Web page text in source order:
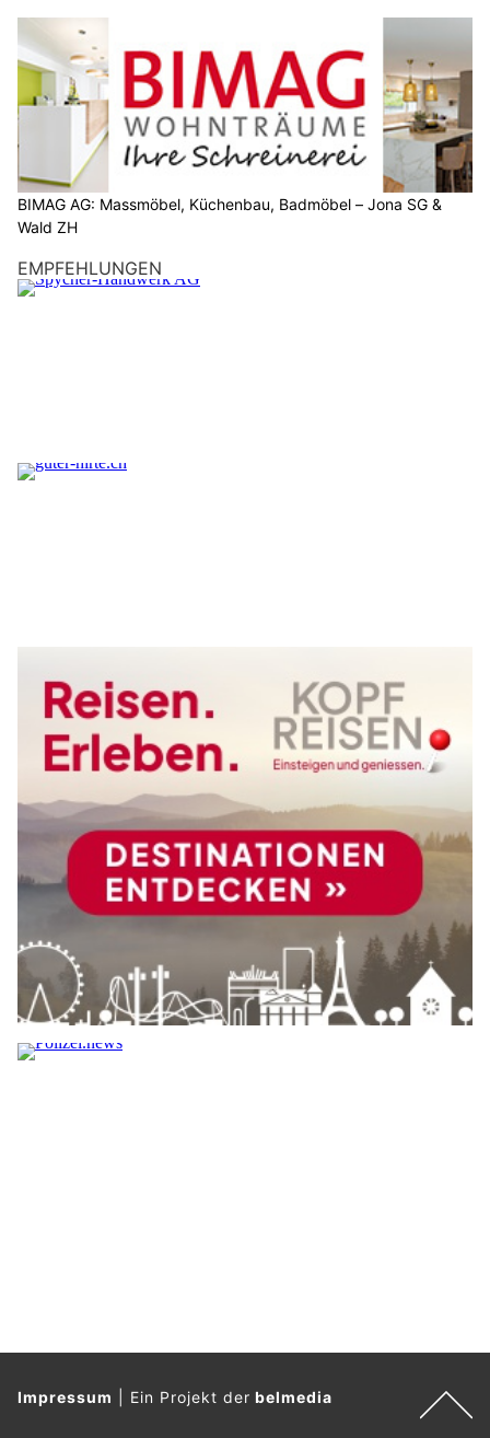
BIMAG AG: Massmöbel, Küchenbau, Badmöbel – Jona SG &
Wald ZH
EMPFEHLUNGEN
Impressum Ein Projekt derbelmedia